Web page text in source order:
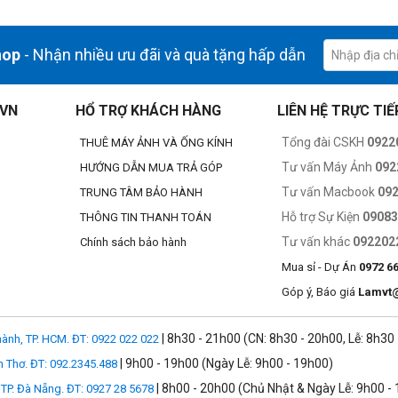
lập tức sẽ được hỗ trợ để cập nhật bất cứ điều gì bạn cần một cách
cung cấp kết nối không dây nhanh hơn và ổn định hơn cho các thiết
thoại. Chip H1 cũng điều khiển truy cập Siri hỗ trợ giọng nói và mang
sẽ trải nghiệm âm thanh chất lượng cao hơn.
tự động kiểm soát trải nghiệm âm thanh, micro cho các cuộc gọi
AirPods và bạn có thể phát hoặc chuyển đổi bài hát bằng cách
thoại và làm việc với một micro kép định dạng để lọc tiếng ồn bên
đến 3 giờ đàm thoại tất cả chỉ trong một lần sạc. Và chúng được tạo
lại trong vỏ khoảng 15 phút có thể có được tới 3 giờ thời gian nghe
- Nhận nhiều ưu đãi và quà tặng hấp dẫn
HỔ TRỢ KHÁCH HÀNG
THUÊ MÁY ẢNH VÀ ỐNG KÍNH
HƯỚNG DẪN MUA TRẢ GÓP
TRUNG TÂM BẢO HÀNH
THÔNG TIN THANH TOÁN
Chính sách bảo hành
LIÊN HỆ TRỰC
Tổng đài CSKH
Tư vấn Máy Ảnh
Tư vấn Macbook
Hỗ trợ Sự Kiện
Tư vấn khác
Mua sỉ - Dự Án 0972
Góp ý, Báo giá
TP. HCM. ĐT: 0922 022 022 | 8h30 - 21h00 (CN: 8h30 - 20h00, Lễ:
Thơ. ĐT: 092.2345.488 | 9h00 - 19h00 (Ngày Lễ: 9h00 - 19h00)
Đà Nẵng. ĐT: 0927 28 5678 | 8h00 - 20h00 (Chủ Nhật & Ngày Lễ: 9h00 -